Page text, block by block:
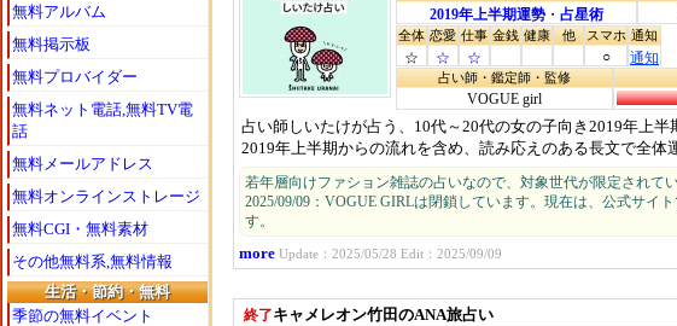
2019年上半期運勢 ・ 占星術
全体
☆
恋愛
☆
仕事
☆
金銭 健康 他 スマホ
○
通知
通知
占い師・鑑定師・監修
VOGUE girl
占い師しいたけが占う、10代～20代の女の子向き2019年上半
2019年上半期からの流れを含め、読み応えのある長文で全体
若年層向けファション雑誌の占いなので、対象世代が限定されて
2025/09/09：VOGUE GIRLは閉鎖しています。現在は、公式サイト
す。
more Update：2025/05/28 Edit：2025/09/09
終了キャメレオン竹田のANA旅占い
無料アルバム
無料掲示板
無料プロバイダー
無料ネット電話,無料TV電
話
無料メールアドレス
無料オンラインストレージ
無料CGI・無料素材
その他無料系,無料情報
生活・節約・無料
季節の無料イベント